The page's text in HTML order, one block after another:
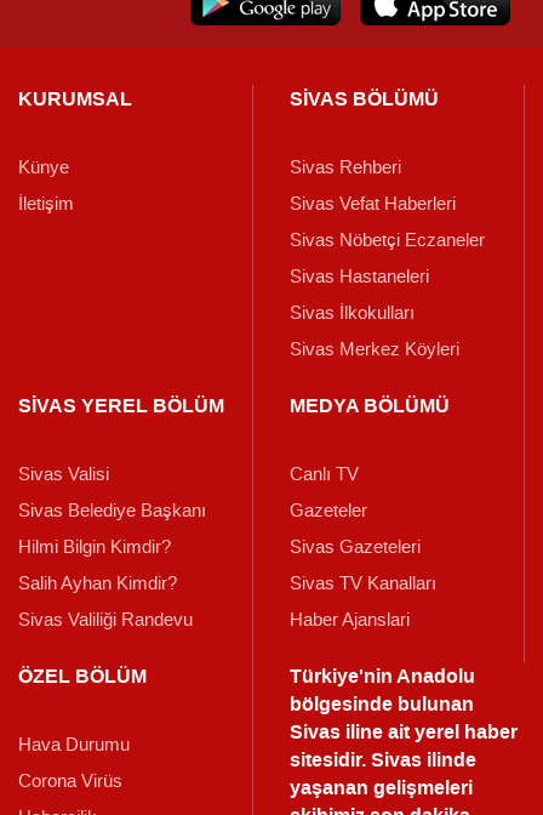
KURUMSAL
Künye
İletişim
SİVAS BÖLÜMÜ
Sivas Rehberi
Sivas Vefat Haberleri
Sivas Nöbetçi Eczaneler
Sivas Hastaneleri
Sivas İlkokulları
Sivas Merkez Köyleri
SİVAS YEREL BÖLÜM
Sivas Valisi
Sivas Belediye Başkanı
Hilmi Bilgin Kimdir?
Salih Ayhan Kimdir?
Sivas Valiliği Randevu
MEDYA BÖLÜMÜ
Canlı TV
Gazeteler
Sivas Gazeteleri
Sivas TV Kanalları
Haber Ajanslari
ÖZEL BÖLÜM
Hava Durumu
Corona Virüs
Türkiye'nin Anadolu
bölgesinde bulunan
Sivas iline ait yerel haber
sitesidir. Sivas ilinde
yaşanan gelişmeleri